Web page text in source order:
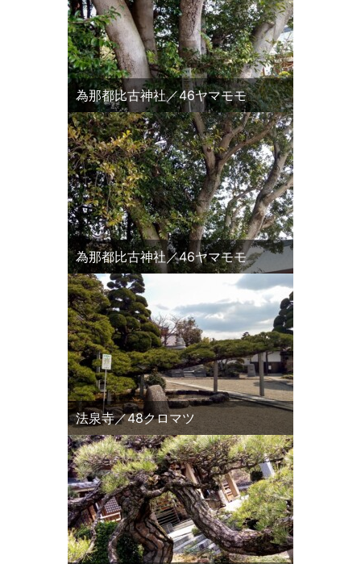
為那都比古神社／46ヤマモモ
為那都比古神社／46ヤマモモ
法泉寺／48クロマツ